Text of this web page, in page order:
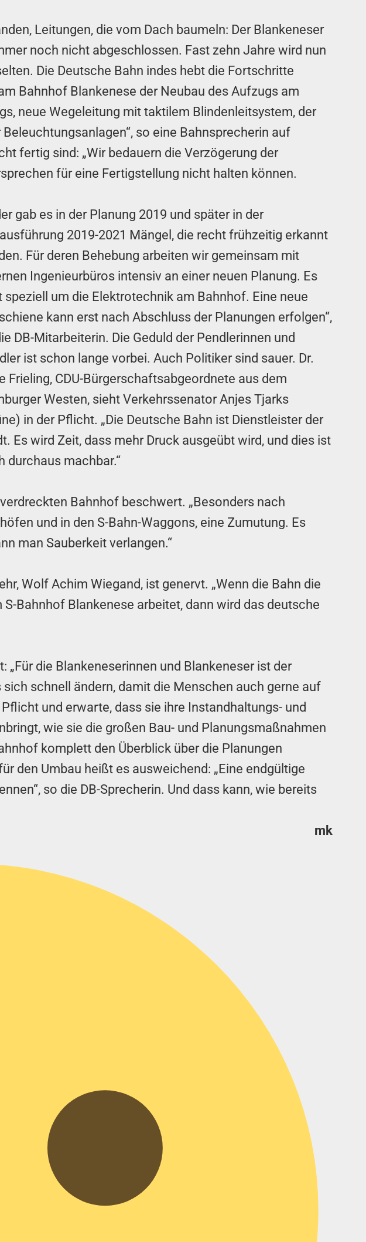
Leitungen, die vom Dach baumeln: Der Blankeneser
noch nicht abgeschlossen. Fast zehn Jahre wird nun
Die Deutsche Bahn indes hebt die Fortschritte
Bahnhof Blankenese der Neubau des Aufzugs am
neue Wegeleitung mit taktilem Blindenleitsystem, der
so eine Bahnsprecherin auf
fertig sind: „Wir bedauern die Verzögerung der
für eine Fertigstellung nicht halten können.
gab es in der Planung 2019 und später in der
2019-2021 Mängel, die recht frühzeitig erkannt
Für deren Behebung arbeiten wir gemeinsam mit
Ingenieurbüros intensiv an einer neuen Planung. Es
speziell um die Elektrotechnik am Bahnhof. Eine neue
kann erst nach Abschluss der Planungen erfolgen“,
DB-Mitarbeiterin. Die Geduld der Pendlerinnen und
ist schon lange vorbei. Auch Politiker sind sauer. Dr.
Frieling, CDU-Bürgerschaftsabgeordnete aus dem
Westen, sieht Verkehrssenator Anjes Tjarks
in der Pflicht. „Die Deutsche Bahn ist Dienstleister der
Es wird Zeit, dass mehr Druck ausgeübt wird, und dies ist
durchaus machbar.“
Bahnhof beschwert. „Besonders nach
und in den S-Bahn-Waggons, eine Zumutung. Es
man Sauberkeit verlangen.“
Wolf Achim Wiegand, ist genervt. „Wenn die Bahn die
Bahnhof Blankenese arbeitet, dann wird das deutsche
die Blankeneserinnen und Blankeneser ist der
schnell ändern, damit die Menschen auch gerne auf
und erwarte, dass sie ihre Instandhaltungs- und
wie sie die großen Bau- und Planungsmaßnahmen
komplett den Überblick über die Planungen
den Umbau heißt es ausweichend: „Eine endgültige
so die DB-Sprecherin. Und dass kann, wie bereits
mk